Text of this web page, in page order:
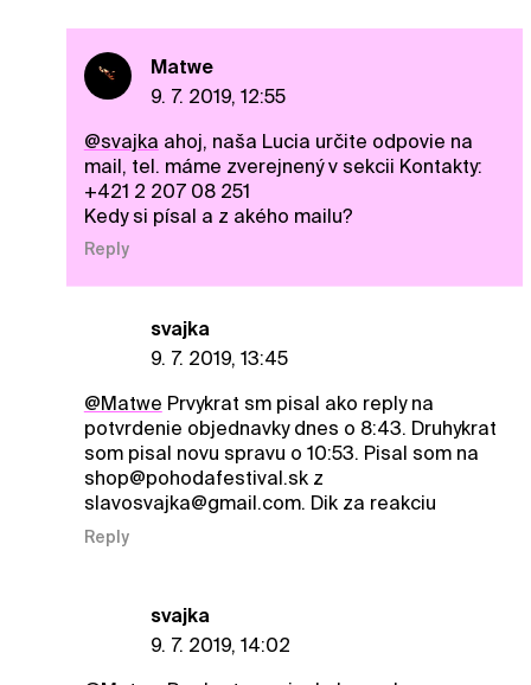
Matwe
9. 7. 2019, 12:55
@svajka ahoj, naša Lucia určite odpovie na
mail, tel. máme zverejnený v sekcii Kontakty:
+421 2 207 08 251
Kedy si písal a z akého mailu?
Reply
svajka
9. 7. 2019, 13:45
@Matwe Prvykrat sm pisal ako reply na
potvrdenie objednavky dnes o 8:43. Druhykrat
som pisal novu spravu o 10:53. Pisal som na
shop@pohodafestival.sk z
slavosvajka@gmail.com. Dik za reakciu
Reply
svajka
9. 7. 2019, 14:02